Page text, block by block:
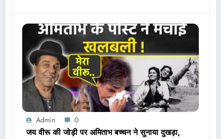
Admin 0
जय वीरू की जोड़ी पर अमिताभ बच्चन ने सुनाया दुखड़ा,